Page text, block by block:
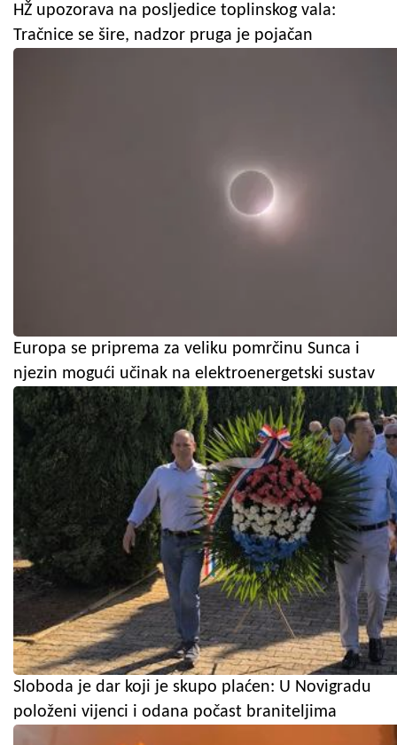
HŽ upozorava na posljedice toplinskog vala:
Tračnice se šire, nadzor pruga je pojačan
Europa se priprema za veliku pomrčinu Sunca i
njezin mogući učinak na elektroenergetski sustav
Sloboda je dar koji je skupo plaćen: U Novigradu
položeni vijenci i odana počast braniteljima